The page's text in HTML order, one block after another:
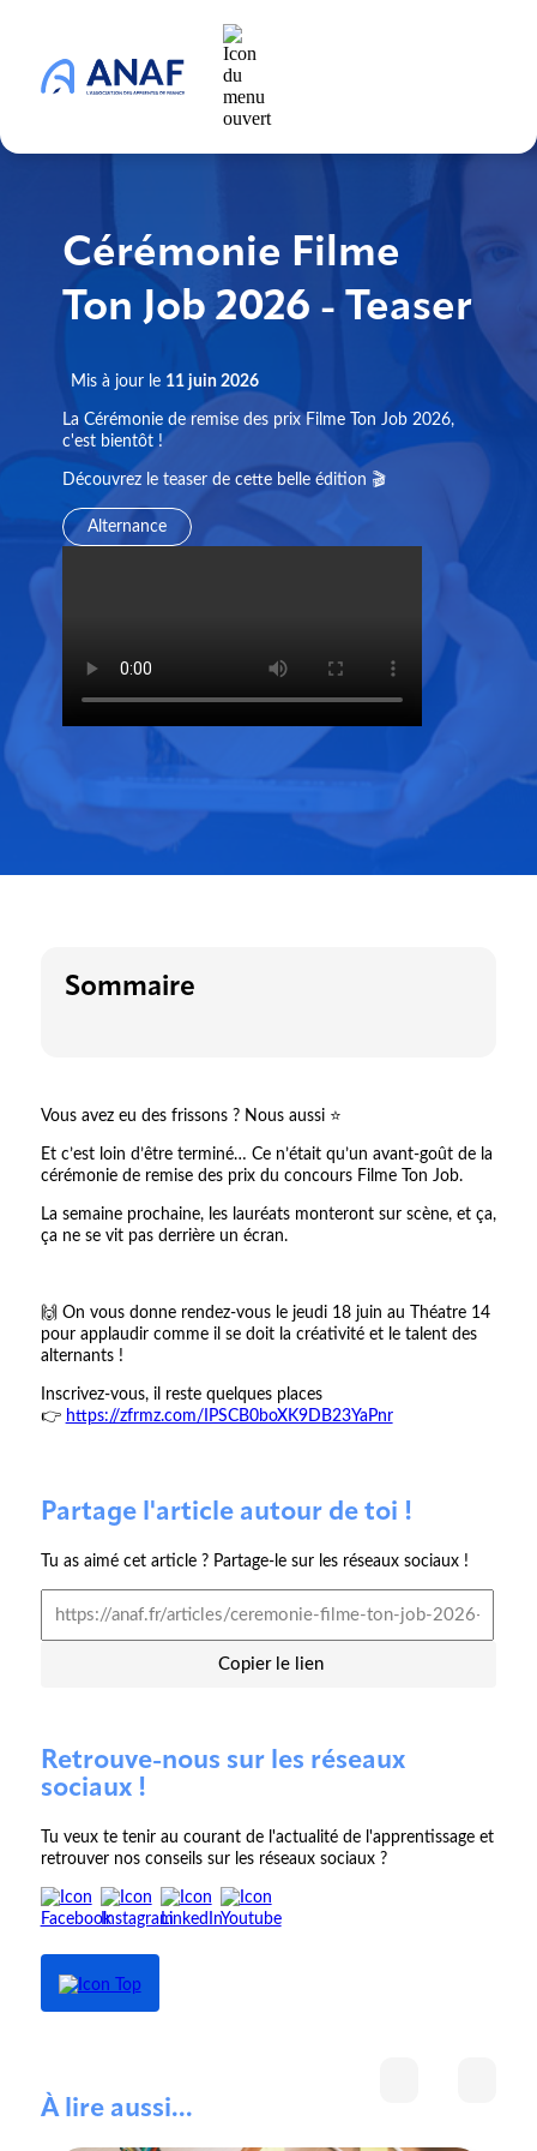
Cérémonie Filme
Ton Job 2026 - Teaser
Mis à jour le 11 juin 2026
La Cérémonie de remise des prix Filme Ton Job 2026,
c'est bientôt !
Découvrez le teaser de cette belle édition 🎬
Alternance
Sommaire
Vous avez eu des frissons ? Nous aussi ⭐️
Et c’est loin d’être terminé… Ce n’était qu’un avant-goût de la
cérémonie de remise des prix du concours Filme Ton Job.
La semaine prochaine, les lauréats monteront sur scène, et ça,
ça ne se vit pas derrière un écran.
🙌 On vous donne rendez-vous le jeudi 18 juin au Théatre 14
pour applaudir comme il se doit la créativité et le talent des
alternants !
Inscrivez-vous, il reste quelques places
👉 https://zfrmz.com/IPSCB0boXK9DB23YaPnr
Partage l'article autour de toi !
Tu as aimé cet article ? Partage-le sur les réseaux sociaux !
Copier le lien
Retrouve-nous sur les réseaux
sociaux !
Tu veux te tenir au courant de l'actualité de l'apprentissage et
retrouver nos conseils sur les réseaux sociaux ?
À lire aussi...